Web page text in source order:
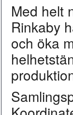
Med helt
Rinkaby
och öka